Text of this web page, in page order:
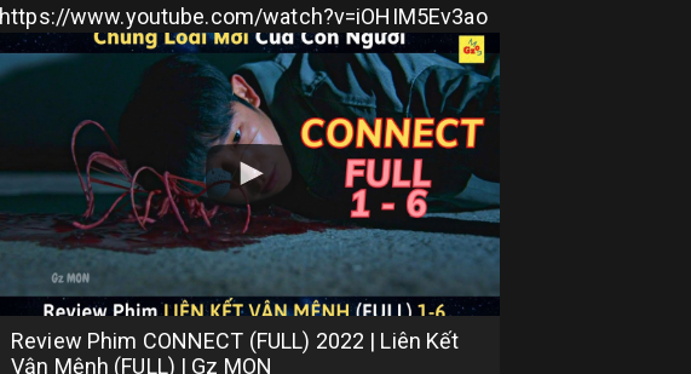
https://www.youtube.com/watch?v=iOHIM5Ev3ao
Review Phim CONNECT (FULL) 2022 | Liên Kết
Vận Mệnh (FULL) | Gz MON